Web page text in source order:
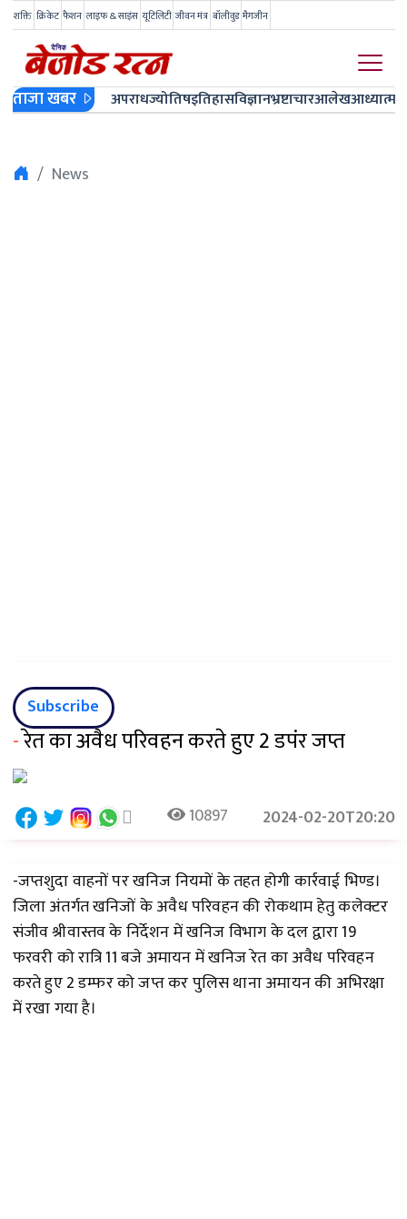
शक्ति क्रिकेट फैशन लाइफ & साइंस यूटिलिटी जीवन मंत्र बॉलीवुड मैगजीन
ताजा खबर अपराधज्योतिषइतिहासविज्ञानभ्रष्टाचारआलेखआध्यात्म
News
Subscribe
-रेत का अवैध परिवहन करते हुए 2 डपंर जप्त
10897 2024-02-20T20:20
-जप्तशुदा वाहनों पर खनिज नियमों के तहत होगी कार्रवाई भिण्ड।
जिला अंतर्गत खनिजों के अवैध परिवहन की रोकथाम हेतु कलेक्टर
संजीव श्रीवास्तव के निर्देशन में खनिज विभाग के दल द्वारा 19
फरवरी को रात्रि 11 बजे अमायन में खनिज रेत का अवैध परिवहन
करते हुए 2 डम्फर को जप्त कर पुलिस थाना अमायन की अभिरक्षा
में रखा गया है।